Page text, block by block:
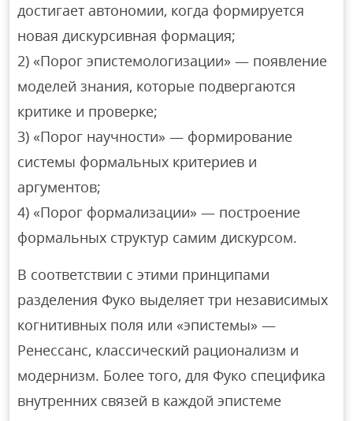
достигает автономии, когда формируется
новая дискурсивная формация;
2) «Порог эпистемологизации» — появление
моделей знания, которые подвергаются
критике и проверке;
3) «Порог научности» — формирование
системы формальных критериев и
аргументов;
4) «Порог формализации» — построение
формальных структур самим дискурсом.
В соответствии с этими принципами
разделения Фуко выделяет три независимых
когнитивных поля или «эпистемы» —
Ренессанс, классический рационализм и
модернизм. Более того, для Фуко специфика
внутренних связей в каждой эпистеме